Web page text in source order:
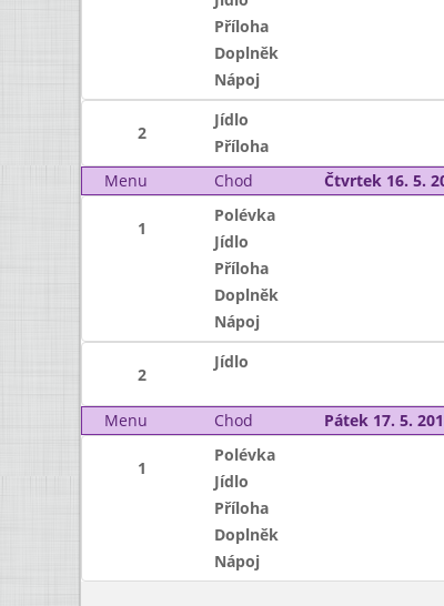
Příloha
Doplněk
Nápoj
2
Jídlo
Příloha
Menu
Chod Čtvrtek 16. 5.
1
Polévka
Jídlo
Příloha
Doplněk
Nápoj
2
Jídlo
Menu Chod Pátek 17. 5.
1
Polévka
Jídlo
Příloha
Doplněk
Nápoj